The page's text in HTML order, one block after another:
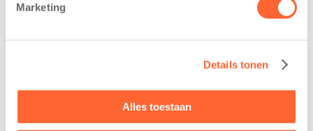
Marketing
Details tonen
Alles toestaan